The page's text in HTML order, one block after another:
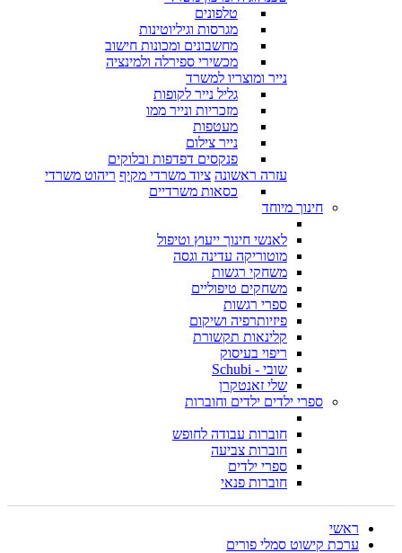
טלפונים
מגרסות וגיליוטינות
מחשבונים ומכונות חישוב
מכשירי ספירלה ולמינציה
נייר ומוצריו למשרד
גליל נייר לקופות
מזכריות ונייר ממו
מעטפות
נייר צילום
פנקסים דפדפות ובלוקים
עזרה ראשונה ציוד משרדי מקיף ריהוט משרדי
כסאות משרדיים
חינוך מיוחד
לאנשי חינוך ייעוץ וטיפול
מוטוריקה עדינה וגסה
משחקי רגשות
משחקים טיפוליים
ספרי רגשות
פיזיותרפיה ושיקום
קלינאות תקשורת
ריפוי בעיסוק
שובי - Schubi
שלי זאנטקרן
ספרי ילדים ילדים וחוברות
חוברות עבודה לחופש
חוברות צביעה
ספרי ילדים
חוברות פנאי
ראשי
ערכת קישוט סמלי פורים